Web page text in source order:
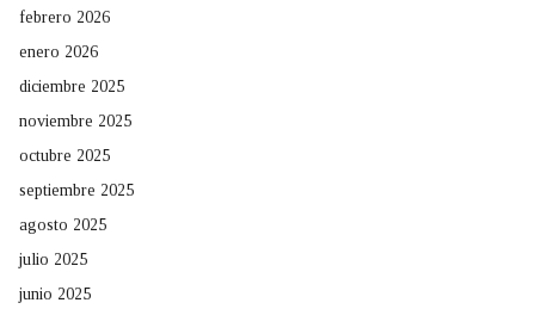
febrero 2026
enero 2026
diciembre 2025
noviembre 2025
octubre 2025
septiembre 2025
agosto 2025
julio 2025
junio 2025